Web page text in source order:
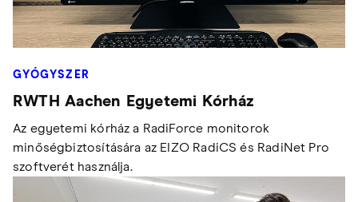
GYÓGYSZER
RWTH Aachen Egyetemi Kórház
Az egyetemi kórház a RadiForce monitorok
minőségbiztosítására az EIZO RadiCS és RadiNet Pro
szoftverét használja.